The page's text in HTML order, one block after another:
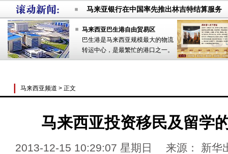
马来亚银行在中国率先推出林吉特结算服务
南洋富豪榜出炉 华裔郭鹤年重夺大马首富宝
“文化中国·四海同春”艺术团在马来西亚演出
马来亚银行在中国率先推出林吉特结算服务
马来西亚巴生港自由贸易区
巴生港是马来西亚规模最大的物流
转运中心，是最繁忙的港口之一。
马来西亚频道 > 正文
马来西亚投资移民及留学
2013-12-15 10:29:07 星期日 来源： 新